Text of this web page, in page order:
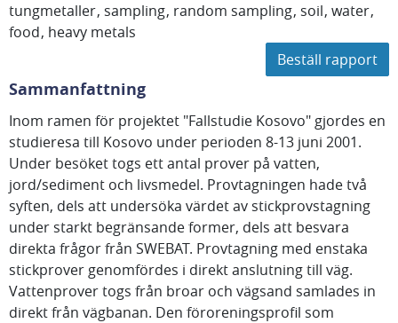
tungmetaller sampling random sampling soil water
food heavy metals
Beställ rapport
Sammanfattning
Inom ramen för projektet "Fallstudie Kosovo" gjordes en
studieresa till Kosovo under perioden 8-13 juni 2001.
Under besöket togs ett antal prover på vatten,
jord/sediment och livsmedel. Provtagningen hade två
syften, dels att undersöka värdet av stickprovstagning
under starkt begränsande former, dels att besvara
direkta frågor från SWEBAT. Provtagning med enstaka
stickprover genomfördes i direkt anslutning till väg.
Vattenprover togs från broar och vägsand samlades in
direkt från vägbanan. Den föroreningsprofil som